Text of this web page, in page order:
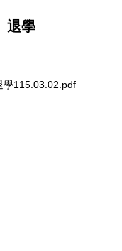
退學
學115.03.02.pdf